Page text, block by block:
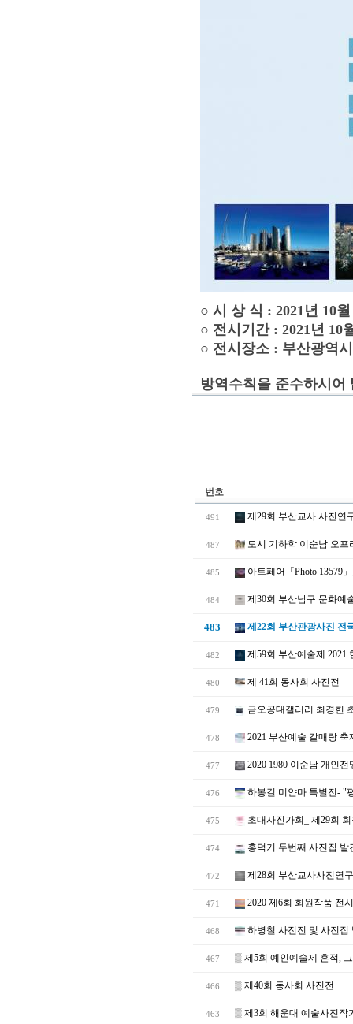
○ 시 상 식 : 2021년 10
○ 전시기간 : 2021년 10
○ 전시장소 : 부산광역
방역수칙을 준수하시어
번호
491 제29회 부산교사 사진연
487 도시 기하학 이순남 오
485 아트페어「Photo 13579
484 제30회 부산남구 문화예
483 제22회 부산관광사진 전
482 제59회 부산예술제 2021
480 제 41회 동사회 사진전
479 금오공대갤러리 최경헌
478 2021 부산예술 갈매랑 축
477 2020 1980 이순남 개인
476 하봉걸 미얀마 특별전- "
475 초대사진가회_ 제29회
474 홍덕기 두번째 사진집
472 제28회 부산교사사진연
471 2020 제6회 회원작품 전
468 하병철 사진전 및 사진집
467 ▒ 제5회 예인예술제 흔적,
466 ▒ 제40회 동사회 사진전
463 ▒ 제3회 해운대 예술사진작